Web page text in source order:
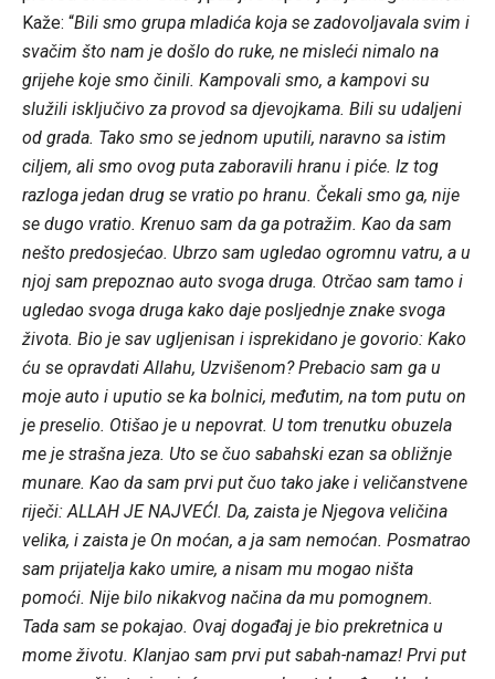
Kaže: “Bili smo grupa mladića koja se zadovoljavala svim i
svačim što nam je došlo do ruke, ne misleći nimalo na
grijehe koje smo činili. Kampovali smo, a kampovi su
služili isključivo za provod sa djevojkama. Bili su udaljeni
od grada. Tako smo se jednom uputili, naravno sa istim
ciljem, ali smo ovog puta zaboravili hranu i piće. Iz tog
razloga jedan drug se vratio po hranu. Čekali smo ga, nije
se dugo vratio. Krenuo sam da ga potražim. Kao da sam
nešto predosjećao. Ubrzo sam ugledao ogromnu vatru, a u
njoj sam prepoznao auto svoga druga. Otrčao sam tamo i
ugledao svoga druga kako daje posljednje znake svoga
života. Bio je sav ugljenisan i isprekidano je govorio: Kako
ću se opravdati Allahu, Uzvišenom? Prebacio sam ga u
moje auto i uputio se ka bolnici, međutim, na tom putu on
je preselio. Otišao je u nepovrat. U tom trenutku obuzela
me je strašna jeza. Uto se čuo sabahski ezan sa obližnje
munare. Kao da sam prvi put čuo tako jake i veličanstvene
riječi: ALLAH JE NAJVEĆI. Da, zaista je Njegova veličina
velika, i zaista je On moćan, a ja sam nemoćan. Posmatrao
sam prijatelja kako umire, a nisam mu mogao ništa
pomoći. Nije bilo nikakvog načina da mu pomognem.
Tada sam se pokajao. Ovaj događaj je bio prekretnica u
mome životu. Klanjao sam prvi put sabah-namaz! Prvi put